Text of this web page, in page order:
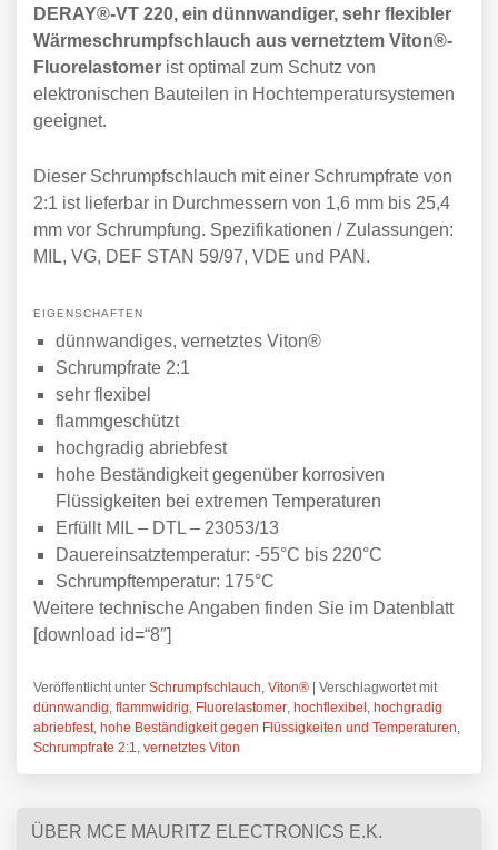
DERAY®-VT 220, ein dünnwandiger, sehr flexibler
Wärmeschrumpfschlauch aus vernetztem Viton®-
Fluorelastomer ist optimal zum Schutz von
elektronischen Bauteilen in Hochtemperatursystemen
geeignet.
Dieser Schrumpfschlauch mit einer Schrumpfrate von
2:1 ist lieferbar in Durchmessern von 1,6 mm bis 25,4
mm vor Schrumpfung. Spezifikationen / Zulassungen:
MIL, VG, DEF STAN 59/97, VDE und PAN.
EIGENSCHAFTEN
dünnwandiges, vernetztes Viton®
Schrumpfrate 2:1
sehr flexibel
flammgeschützt
hochgradig abriebfest
hohe Beständigkeit gegenüber korrosiven
Flüssigkeiten bei extremen Temperaturen
Erfüllt MIL – DTL – 23053/13
Dauereinsatztemperatur: -55°C bis 220°C
Schrumpftemperatur: 175°C
Weitere technische Angaben finden Sie im Datenblatt
[download id=“8″]
Veröffentlicht unter Schrumpfschlauch Viton® | Verschlagwortet mit
dünnwandig flammwidrig Fluorelastomer hochflexibel hochgradig
abriebfest, hohe Beständigkeit gegen Flüssigkeiten und Temperaturen
Schrumpfrate 2:1
vernetztes Viton
ÜBER MCE MAURITZ ELECTRONICS E.K.